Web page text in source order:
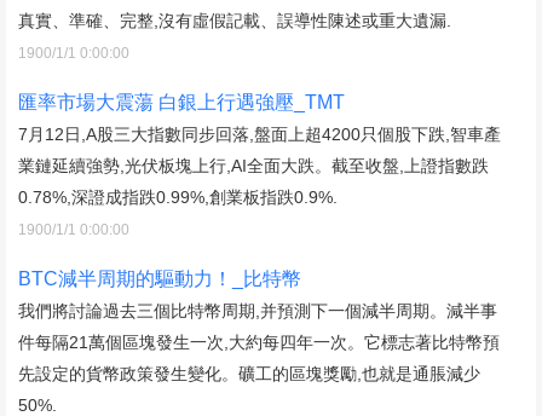
真實、準確、完整,沒有虛假記載、誤導性陳述或重大遺漏.
1900/1/1 0:00:00
匯率市場大震蕩 白銀上行遇強壓_TMT
7月12日,A股三大指數同步回落,盤面上超4200只個股下跌,智車產
業鏈延續強勢,光伏板塊上行,AI全面大跌。截至收盤,上證指數跌
0.78%,深證成指跌0.99%,創業板指跌0.9%.
1900/1/1 0:00:00
BTC減半周期的驅動力！_比特幣
我們將討論過去三個比特幣周期,并預測下一個減半周期。減半事
件每隔21萬個區塊發生一次,大約每四年一次。它標志著比特幣預
先設定的貨幣政策發生變化。礦工的區塊獎勵,也就是通脹減少
50%.